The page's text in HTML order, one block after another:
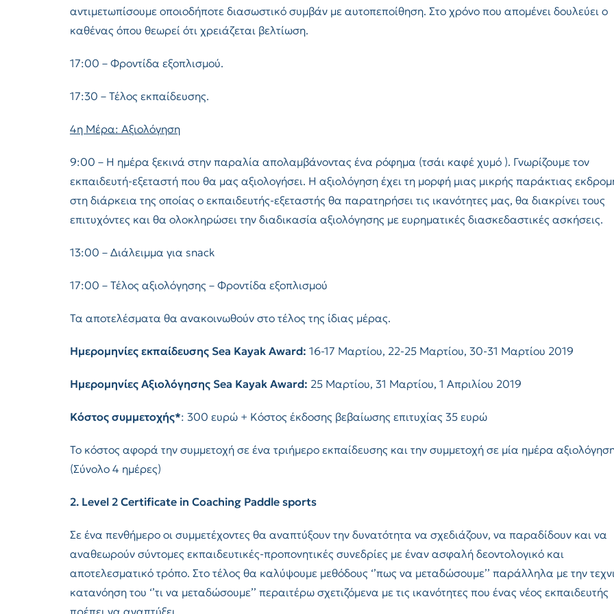
αντιμετωπίσουμε οποιοδήποτε διασωστικό συμβάν με αυτοπεποίθηση. Στο χρόνο που απομένει δουλεύει ο
καθένας όπου θεωρεί ότι χρειάζεται βελτίωση.
17:00 – Φροντίδα εξοπλισμού.
17:30 – Τέλος εκπαίδευσης.
4η Μέρα: Αξιολόγηση
9:00 – Η ημέρα ξεκινά στην παραλία απολαμβάνοντας ένα ρόφημα (τσάι καφέ χυμό ). Γνωρίζουμε τον
εκπαιδευτή-εξεταστή που θα μας αξιολογήσει. Η αξιολόγηση έχει τη μορφή μιας μικρής παράκτιας
στη διάρκεια της οποίας ο εκπαιδευτής-εξεταστής θα παρατηρήσει τις ικανότητες μας, θα διακρίνει τους
επιτυχόντες και θα ολοκληρώσει την διαδικασία αξιολόγησης με ευρηματικές διασκεδαστικές ασκήσεις.
13:00 – Διάλειμμα για snack
17:00 – Τέλος αξιολόγησης – Φροντίδα εξοπλισμού
Τα αποτελέσματα θα ανακοινωθούν στο τέλος της ίδιας μέρας.
Ημερομηνίες εκπαίδευσης Sea Kayak Award: 16-17 Μαρτίου, 22-25 Μαρτίου, 30-31 Μαρτίου 2019
Ημερομηνίες Αξιολόγησης Sea Kayak Award: 25 Μαρτίου, 31 Μαρτίου, 1 Απριλίου 2019
Κόστος συμμετοχής*: 300 ευρώ + Κόστος έκδοσης βεβαίωσης επιτυχίας 35 ευρώ
Το κόστος αφορά την συμμετοχή σε ένα τριήμερο εκπαίδευσης και την συμμετοχή σε μία ημέρα
(Σύνολο 4 ημέρες)
2. Level 2 Certificate in Coaching Paddle sports
Σε ένα πενθήμερο οι συμμετέχοντες θα αναπτύξουν την δυνατότητα να σχεδιάζουν, να παραδίδουν και να
αναθεωρούν σύντομες εκπαιδευτικές-προπονητικές συνεδρίες με έναν ασφαλή δεοντολογικό και
αποτελεσματικό τρόπο. Στο τέλος θα καλύψουμε μεθόδους ‘’πως να μεταδώσουμε’’ παράλληλα με την
κατανόηση του ‘’τι να μεταδώσουμε’’ περαιτέρω σχετιζόμενα με τις ικανότητες που ένας νέος εκπαιδευτής